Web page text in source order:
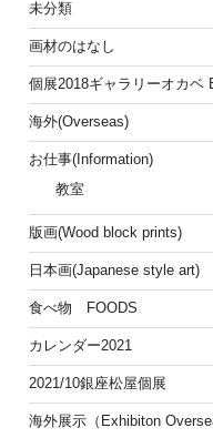
未分類
画材のはなし
個展2018ギャラリーオカベ
海外(Overseas)
お仕事(Information)
教室
版画(Wood block prints)
日本画(Japanese style art)
食べ物 FOODS
カレンダー2021
2021/10銀座松屋個展
海外展示（Exhibiton